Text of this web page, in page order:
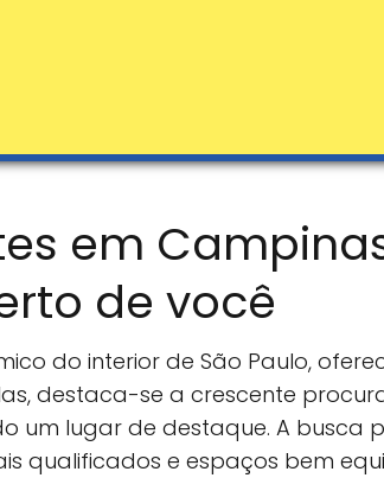
em
de você
do interior de São Paulo,
destaca-se a crescente
um lugar de destaque. A busca
qualificados e espaços bem